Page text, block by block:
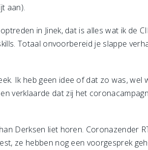
aan).
in Jinek, dat is alles wat ik de
Totaal onvoorbereid je slappe
Ik heb geen idee of dat zo was, wel
en verklaarde dat zij het
Derksen liet horen. Coronazender
ze hebben nog een voorgesprek